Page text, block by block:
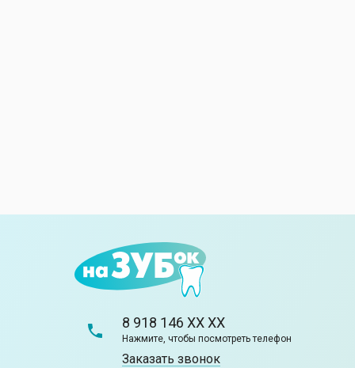
8 918 146 XX XX
Нажмите, чтобы посмотреть телефон
Заказать звонок